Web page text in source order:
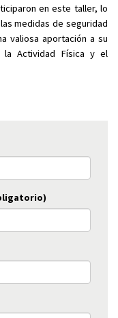
en este taller, lo
medidas de seguridad
valiosa aportación a su
la Actividad Física y el